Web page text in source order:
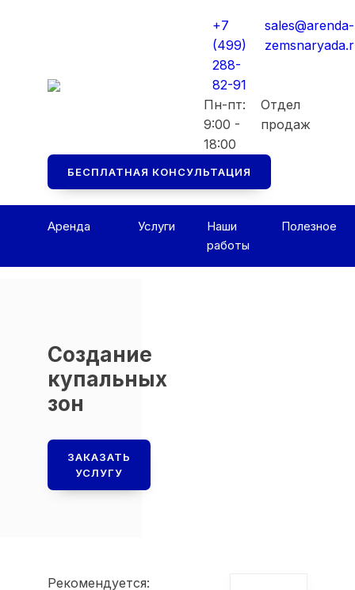
+7
(499)
288-
82-91
sales@arenda-
Пн-пт:
9:00 -
18:00
Отдел
продаж
БЕСПЛАТНАЯ КОНСУЛЬТАЦИЯ
Аренда Услуги
Наши
работы
Полезное
Создание
купальных
зон
ЗАКАЗАТЬ
УСЛУГУ
Рекомендуется:
Мы перезвоним вам в ближайшее
Консультация БЕСПЛАТНАЯ
Мы перезвоним вам в ближайшее
Консультация БЕСПЛАТНАЯ